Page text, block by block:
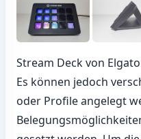
Stream Deck von
Es können jedoch
oder Profile angelegt